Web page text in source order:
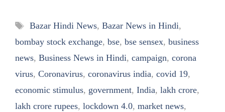
Tags
Bazar Hindi News, Bazar News in Hindi,
bombay stock exchange, bse, bse sensex, business
news, Business News in Hindi, campaign, corona
virus, Coronavirus, coronavirus india, covid 19,
economic stimulus, government, India, lakh crore,
lakh crore rupees, lockdown 4.0, market news,